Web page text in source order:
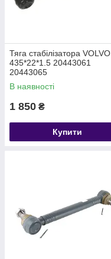
Тяга стабілізатора VOLVO
435*22*1.5 20443061
20443065
В наявності
1 850 ₴
Купити